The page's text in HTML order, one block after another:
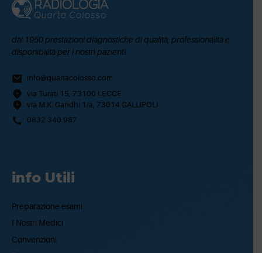
dal 1950 prestazioni diagnostiche di qualità, professionalità e
disponibilità per i nostri pazienti.
info@quartacolosso.com
via Turati 15, 73100 LECCE
via M.K. Gandhi 1/a, 73014 GALLIPOLI
0832 340 987
info Utili
Preparazione esami
I Nostri Medici
Convenzioni